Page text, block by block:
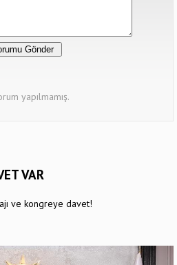
yapılmamış.
VAR
ve kongreye davet!